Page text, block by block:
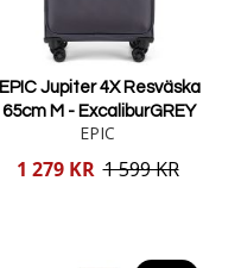
EPIC Jupiter 4X Resväska
65cm M - ExcaliburGREY
EPIC
Reducerat
1 279 KR 1 599 KR